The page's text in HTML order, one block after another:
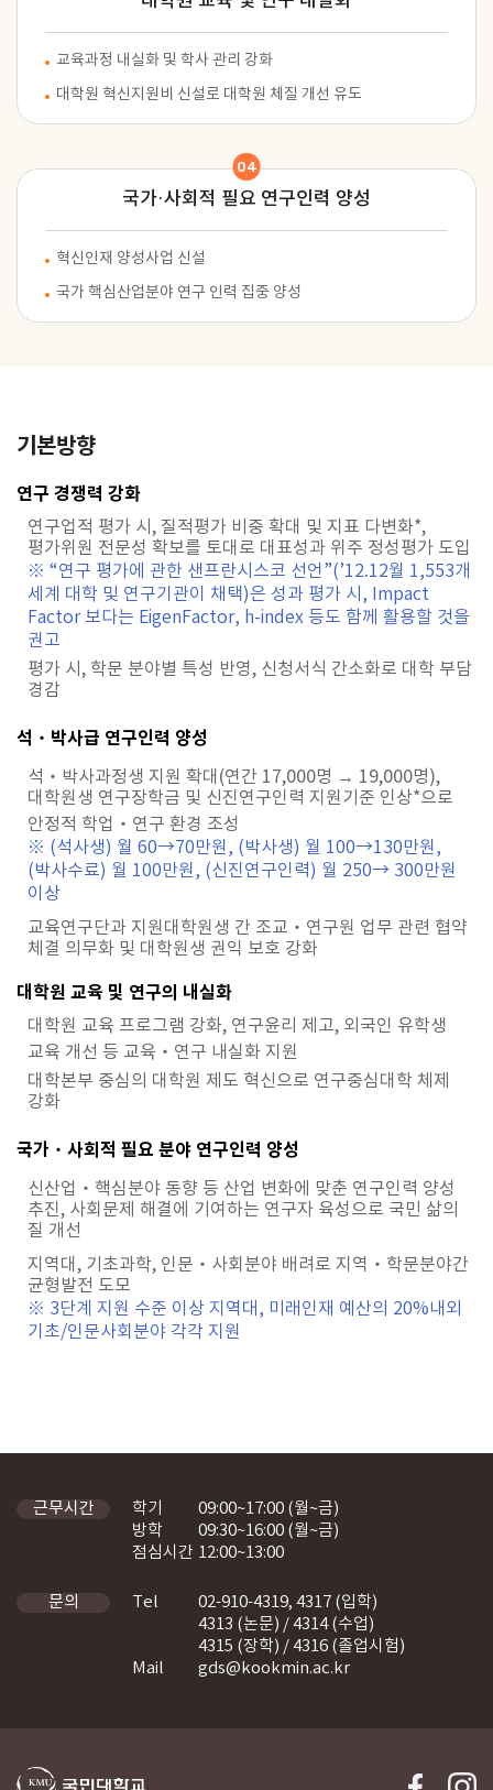
교육과정 내실화 및 학사 관리 강화
대학원 혁신지원비 신설로 대학원 체질 개선 유도
04
국가·사회적 필요 연구인력 양성
혁신인재 양성사업 신설
국가 핵심산업분야 연구 인력 집중 양성
기본방향
연구 경쟁력 강화
연구업적 평가 시, 질적평가 비중 확대 및 지표 다변화*,
평가위원 전문성 확보를 토대로 대표성과 위주 정성평가 도입
※ “연구 평가에 관한 샌프란시스코 선언”(’12.12월 1,553개
세계 대학 및 연구기관이 채택)은 성과 평가 시, Impact
Factor 보다는 EigenFactor, h-index 등도 함께 활용할 것을
권고
평가 시, 학문 분야별 특성 반영, 신청서식 간소화로 대학 부담
경감
석‧박사급 연구인력 양성
석‧박사과정생 지원 확대(연간 17,000명 → 19,000명),
대학원생 연구장학금 및 신진연구인력 지원기준 인상*으로
안정적 학업‧연구 환경 조성
※ (석사생) 월 60→70만원, (박사생) 월 100→130만원,
(박사수료) 월 100만원, (신진연구인력) 월 250→ 300만원
이상
교육연구단과 지원대학원생 간 조교‧연구원 업무 관련 협약
체결 의무화 및 대학원생 권익 보호 강화
대학원 교육 및 연구의 내실화
대학원 교육 프로그램 강화, 연구윤리 제고, 외국인 유학생
교육 개선 등 교육‧연구 내실화 지원
대학본부 중심의 대학원 제도 혁신으로 연구중심대학 체제
강화
국가‧사회적 필요 분야 연구인력 양성
신산업‧핵심분야 동향 등 산업 변화에 맞춘 연구인력 양성
추진, 사회문제 해결에 기여하는 연구자 육성으로 국민 삶의
질 개선
지역대, 기초과학, 인문‧사회분야 배려로 지역‧학문분야간
균형발전 도모
※ 3단계 지원 수준 이상 지역대, 미래인재 예산의 20%내외
기초/인문사회분야 각각 지원
근무시간 학기
09:00~17:00 (월~금)
방학
09:30~16:00 (월~금)
점심시간 12:00~13:00
문의 Tel
02-910-4319, 4317 (입학)
4313 (논문) / 4314 (수업)
4315 (장학) / 4316 (졸업시험)
Mail
gds@kookmin.ac.kr